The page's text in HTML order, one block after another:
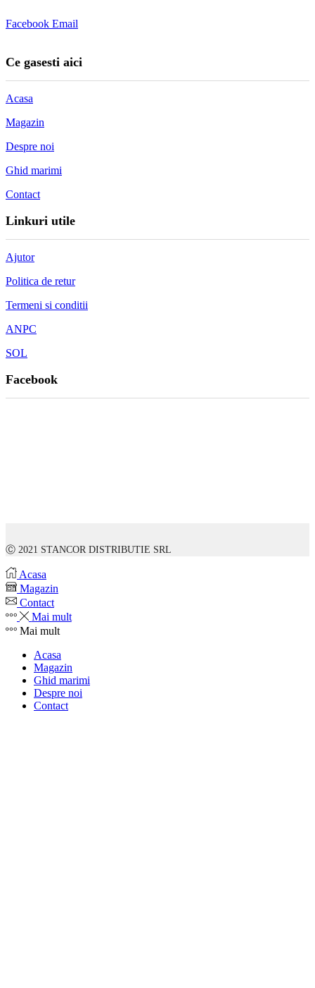
Facebook Email
Ce gasesti aici
Acasa
Magazin
Despre noi
Ghid marimi
Contact
Linkuri utile
Ajutor
Politica de retur
Termeni si conditii
ANPC
SOL
Facebook
Ⓒ 2021 STANCOR DISTRIBUTIE SRL
Acasa
Magazin
Contact
Mai mult
Mai mult
Acasa
Magazin
Ghid marimi
Despre noi
Contact